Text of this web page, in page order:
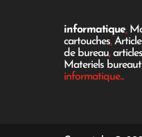
informatique,
cartouches,
de bureau,
Materiels
informatique...